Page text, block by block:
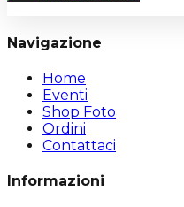
Navigazione
Home
Eventi
Shop Foto
Ordini
Contattaci
Informazioni